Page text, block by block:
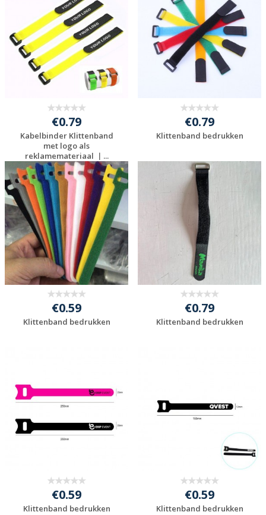
€0.79
Kabelbinder Klittenband
met logo als
reklamemateriaal ｜...
Gratis offerte
aanvragen
€0.79
Klittenband bedrukken
Gratis offerte
aanvragen
€0.59
Klittenband bedrukken
€0.79
Klittenband bedrukken
€0.59
Klittenband bedrukken
€0.59
Klittenband bedrukken